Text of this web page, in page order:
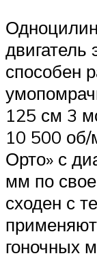
двигатель
способен
125 см 3
10 500
Орто» с
мм по
сходен с
гоночных